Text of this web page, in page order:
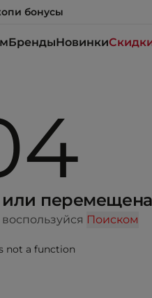
бонусы
БрендыНовинки
или перемещена
Поиском
not a function